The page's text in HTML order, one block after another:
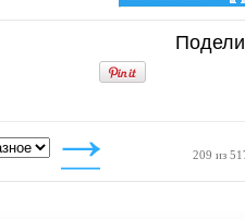
Ваше разрешение:Не
1280x1024
1400x1050
1600x1200
209 из